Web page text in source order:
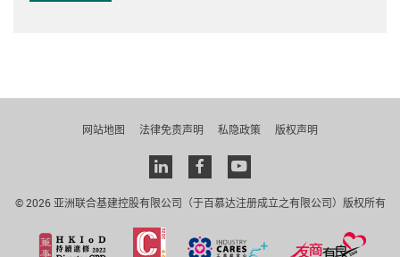
网站地图 法律免责声明 私隐政策 版权声明
Linkedinfacebookyoutube
© 2026 亚洲联合基建控股有限公司（于百慕达注册成立之有限公司）版权所有